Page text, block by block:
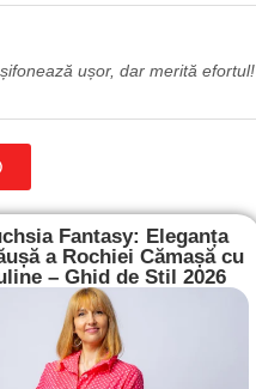
ușor, dar merită efortul!
Fantasy: Eleganța
a Rochiei Cămașă cu
– Ghid de Stil 2026